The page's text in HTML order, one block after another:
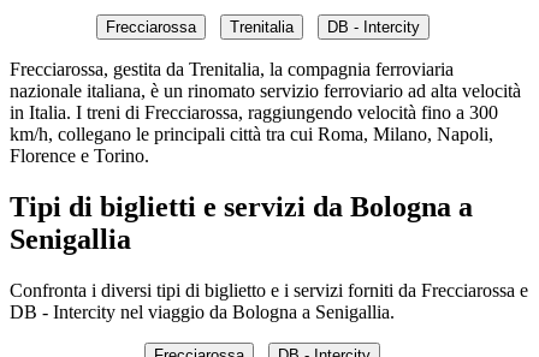
Frecciarossa Trenitalia DB - Intercity
Frecciarossa, gestita da Trenitalia, la compagnia ferroviaria
nazionale italiana, è un rinomato servizio ferroviario ad alta velocità
in Italia. I treni di Frecciarossa, raggiungendo velocità fino a 300
km/h, collegano le principali città tra cui Roma, Milano, Napoli,
Florence e Torino.
Tipi di biglietti e servizi da Bologna a
Senigallia
Confronta i diversi tipi di biglietto e i servizi forniti da Frecciarossa e
DB - Intercity nel viaggio da Bologna a Senigallia.